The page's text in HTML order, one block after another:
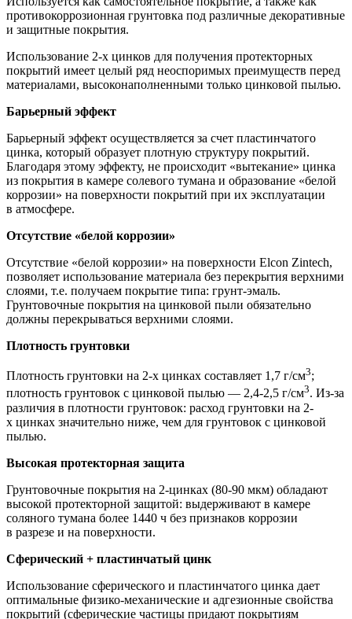
противокоррозионная грунтовка под различные декоративные
и защитные покрытия.
Использование 2-х цинков для получения протекторных
покрытий имеет целый ряд неоспоримых преимуществ перед
материалами, высоконаполненными только цинковой пылью.
Барьерный эффект
Барьерный эффект осуществляется за счет пластинчатого
цинка, который образует плотную структуру покрытий.
Благодаря этому эффекту, не происходит «вытекание» цинка
из покрытия в камере солевого тумана и образование «белой
коррозии» на поверхности покрытий при их эксплуатации
в атмосфере.
Отсутствие «белой коррозии»
Отсутствие «белой коррозии» на поверхности Elcon Zintech,
позволяет использование материала без перекрытия верхними
слоями, т.е. получаем покрытие типа: грунт-эмаль.
Грунтовочные покрытия на цинковой пыли обязательно
должны перекрываться верхними слоями.
Плотность грунтовки
Плотность грунтовки на 2-х цинках составляет 1,7 г/см3;
плотность грунтовок с цинковой пылью — 2,4-2,5 г/см3. Из-за
различия в плотности грунтовок: расход грунтовки на 2-
х цинках значительно ниже, чем для грунтовок с цинковой
пылью.
Высокая протекторная защита
Грунтовочные покрытия на 2-цинках (80-90 мкм) обладают
высокой протекторной защитой: выдерживают в камере
соляного тумана более 1440 ч без признаков коррозии
в разрезе и на поверхности.
Сферический + пластинчатый цинк
Использование сферического и пластинчатого цинка дает
оптимальные физико-механические и адгезионные свойства
покрытий (сферические частицы придают покрытиям